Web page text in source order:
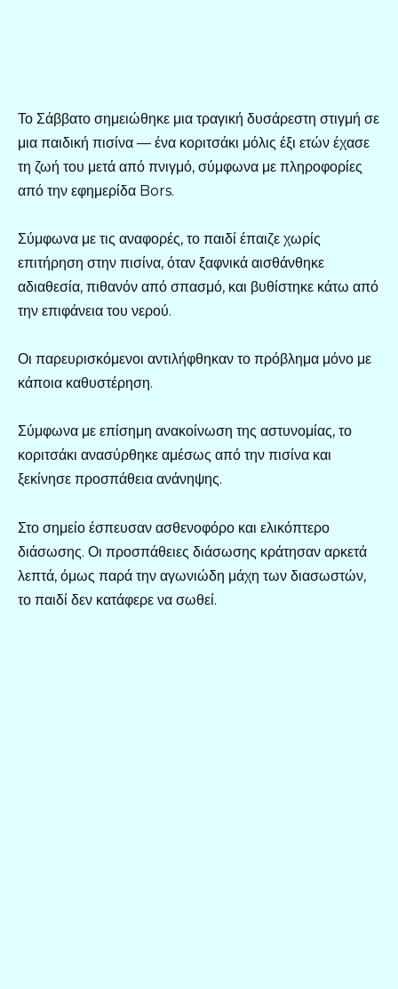
Το Σάββατο σημειώθηκε μια τραγική δυσάρεστη στιγμή σε
μια παιδική πισίνα — ένα κοριτσάκι μόλις έξι ετών έχασε
τη ζωή του μετά από πνιγμό, σύμφωνα με πληροφορίες
από την εφημερίδα Bors.
Σύμφωνα με τις αναφορές, το παιδί έπαιζε χωρίς
επιτήρηση στην πισίνα, όταν ξαφνικά αισθάνθηκε
αδιαθεσία, πιθανόν από σπασμό, και βυθίστηκε κάτω από
την επιφάνεια του νερού.
Οι παρευρισκόμενοι αντιλήφθηκαν το πρόβλημα μόνο με
κάποια καθυστέρηση.
Σύμφωνα με επίσημη ανακοίνωση της αστυνομίας, το
κοριτσάκι ανασύρθηκε αμέσως από την πισίνα και
ξεκίνησε προσπάθεια ανάνηψης.
Στο σημείο έσπευσαν ασθενοφόρο και ελικόπτερο
διάσωσης. Οι προσπάθειες διάσωσης κράτησαν αρκετά
λεπτά, όμως παρά την αγωνιώδη μάχη των διασωστών,
το παιδί δεν κατάφερε να σωθεί.